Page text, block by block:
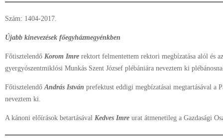
Szám: 1404-2017.
Újabb kinevezések főegyházmegyénkben
Főtisztelendő Korom Imre rektort felmentettem rektori megbízatása alól és
gyergyószentmiklósi Munkás Szent József plébániára neveztem ki
FőtisztelendőAndrás István prefektust eddigi megbízatásai megtartásával a
neveztem ki.
A kánoni előírások betartásával Kedves Imre urat átmenetileg a Gazdasági